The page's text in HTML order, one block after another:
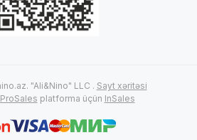
"Ali&Nino" LLC . Sayt xəritəsi
ProSales platforma üçün InSales